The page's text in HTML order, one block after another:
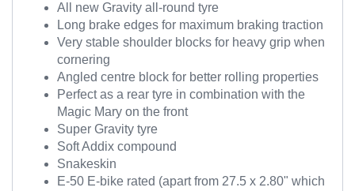
All new Gravity all-round tyre
Long brake edges for maximum braking traction
Very stable shoulder blocks for heavy grip when
cornering
Angled centre block for better rolling properties
Perfect as a rear tyre in combination with the
Magic Mary on the front
Super Gravity tyre
Soft Addix compound
Snakeskin
E-50 E-bike rated (apart from 27.5 x 2.80" which